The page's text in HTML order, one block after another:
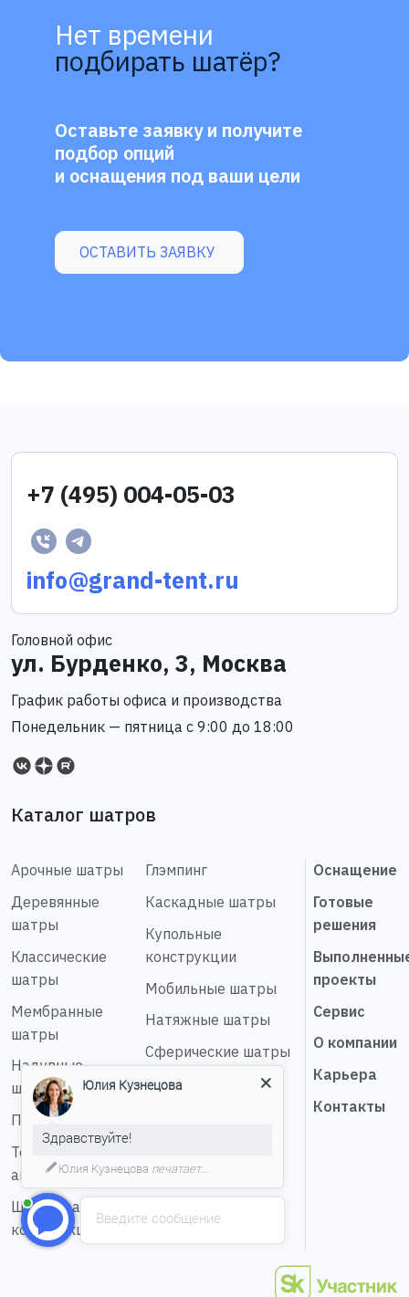
Нет времени
подбирать шатёр?
Оставьте заявку и получите
подбор опций
и оснащения под ваши цели
ОСТАВИТЬ ЗАЯВКУ
+7 (495) 004-05-03
info@grand-tent.ru
Головной офис
ул. Бурденко, 3, Москва
График работы офиса и производства
Понедельник — пятница с 9:00 до 18:00
Каталог шатров
Арочные шатры
Деревянные
шатры
Классические
шатры
Мембранные
шатры
Надувные
шатры
Пагода шатры
Тентовые
ангары
Шестигранные
конструкции
Глэмпинг
Каскадные шатры
Купольные
конструкции
Мобильные шатры
Натяжные шатры
Сферические шатры
Шатер звезда
Оснащение
Готовые
решения
проекты
Сервис
О компании
Карьера
Контакты
Введите сообщение
Юлия Кузнецова
Здравствуйте!
Юлия Кузнецова печатает...